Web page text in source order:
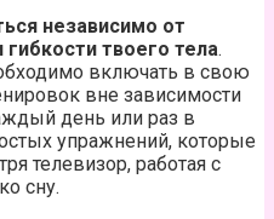
независимо от
гибкости твоего тела.
включать в свою
вне зависимости
день или раз в
упражнений, которые
телевизор, работая с
сну.